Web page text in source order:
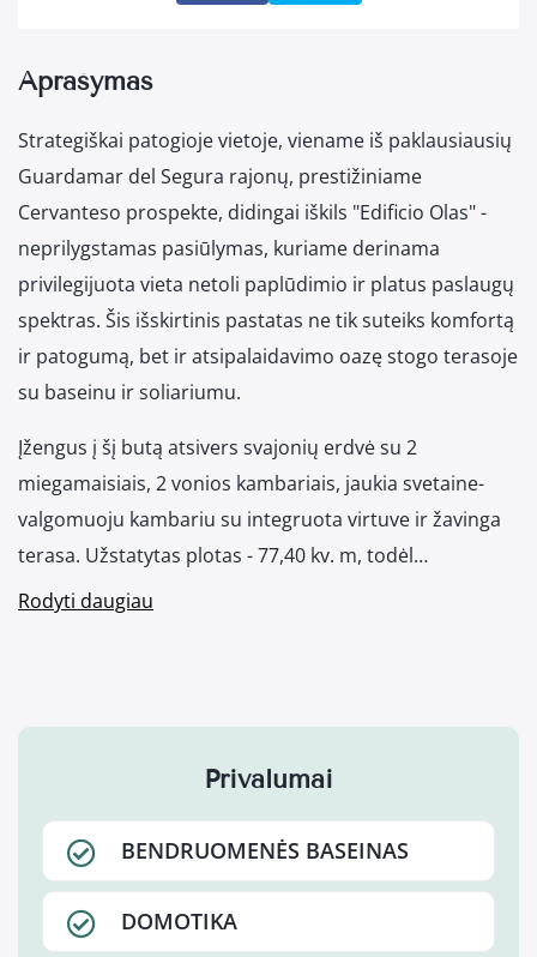
Aprašymas
Strategiškai patogioje vietoje, viename iš paklausiausių
Guardamar del Segura rajonų, prestižiniame
Cervanteso prospekte, didingai iškils "Edificio Olas" -
neprilygstamas pasiūlymas, kuriame derinama
privilegijuota vieta netoli paplūdimio ir platus paslaugų
spektras. Šis išskirtinis pastatas ne tik suteiks komfortą
ir patogumą, bet ir atsipalaidavimo oazę stogo terasoje
su baseinu ir soliariumu.
Įžengus į šį butą atsivers svajonių erdvė su 2
miegamaisiais, 2 vonios kambariais, jaukia svetaine-
valgomuoju kambariu su integruota virtuve ir žavinga
terasa. Užstatytas plotas - 77,40 kv. m, todėl…
Rodyti daugiau
Privalumai
BENDRUOMENĖS BASEINAS
DOMOTIKA